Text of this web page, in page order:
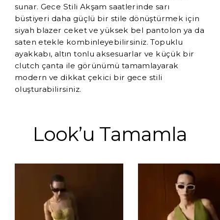
sunar. Gece Stili Akşam saatlerinde sarı
büstiyeri daha güçlü bir stile dönüştürmek için
siyah blazer ceket ve yüksek bel pantolon ya da
saten etekle kombinleyebilirsiniz. Topuklu
ayakkabı, altın tonlu aksesuarlar ve küçük bir
clutch çanta ile görünümü tamamlayarak
modern ve dikkat çekici bir gece stili
oluşturabilirsiniz.
Look’u Tamamla